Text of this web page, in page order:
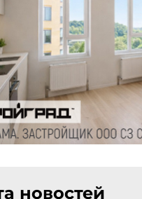
новостей